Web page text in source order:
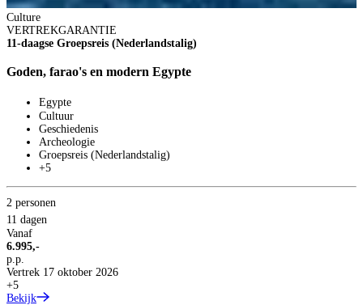
Culture
VERTREKGARANTIE
11-daagse Groepsreis (Nederlandstalig)
Goden, farao's en modern Egypte
Egypte
Cultuur
Geschiedenis
Archeologie
Groepsreis (Nederlandstalig)
+5
2 personen
11 dagen
Vanaf
6.995,-
p.p.
Vertrek 17 oktober 2026
+5
Bekijk